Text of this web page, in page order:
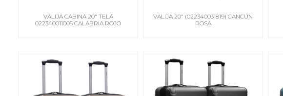
VALIJA CABINA 20" TELA
022340011005 CALABRIA ROJO
VALIJA 20" (022340031819) CANCÚN
ROSA